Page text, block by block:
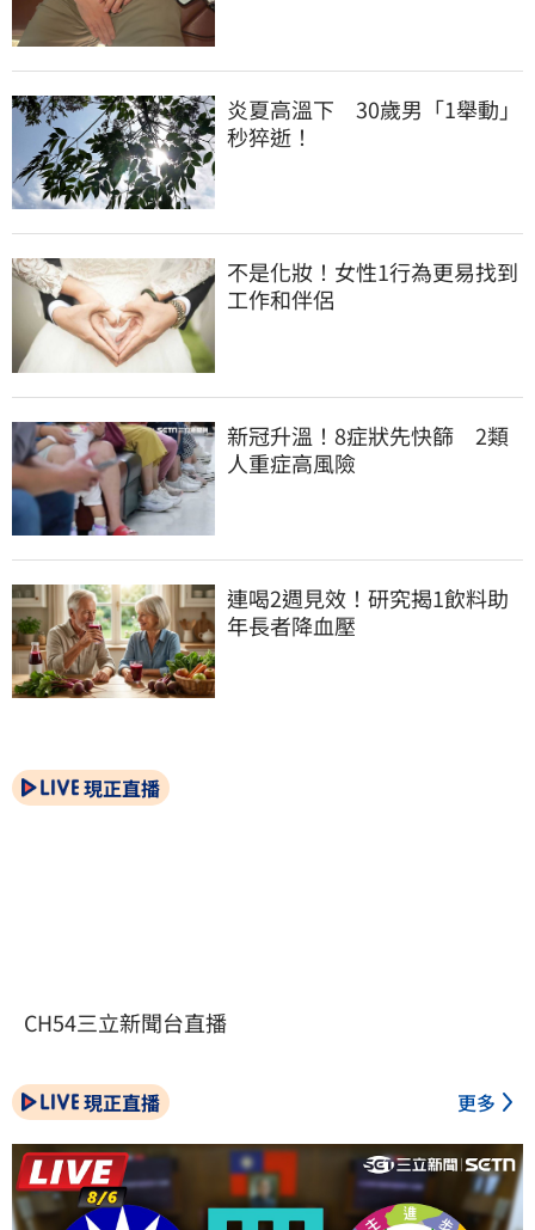
炎夏高溫下　30歲男「1舉動」
秒猝逝！
不是化妝！女性1行為更易找到
工作和伴侶
新冠升溫！8症狀先快篩　2類
人重症高風險
連喝2週見效！研究揭1飲料助
年長者降血壓
現正直播
CH54三立新聞台直播
現正直播 更多